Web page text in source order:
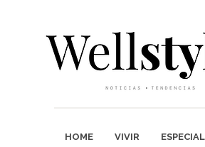
HOME VIVIR